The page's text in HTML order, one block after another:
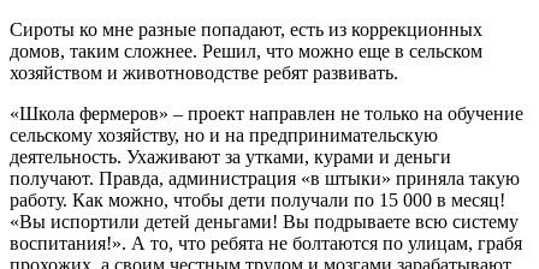
Сироты ко мне разные попадают, есть из коррекционных
домов, таким сложнее. Решил, что можно еще в сельском
хозяйством и животноводстве ребят развивать.
«Школа фермеров» – проект направлен не только на обучение
сельскому хозяйству, но и на предпринимательскую
деятельность. Ухаживают за утками, курами и деньги
получают. Правда, администрация «в штыки» приняла такую
работу. Как можно, чтобы дети получали по 15 000 в месяц!
«Вы испортили детей деньгами! Вы подрываете всю систему
воспитания!». А то, что ребята не болтаются по улицам, грабя
прохожих, а своим честным трудом и мозгами зарабатывают